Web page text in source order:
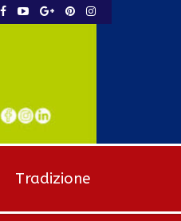
Tradizione